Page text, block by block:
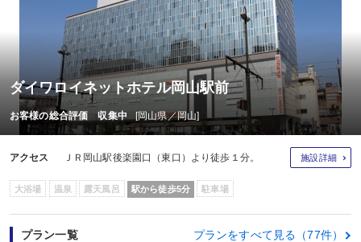
ダイワロイネットホテル岡山駅前
お客様の総合評価 収集中 [岡山県／岡山]
アクセス ＪＲ岡山駅後楽園口（東口）より徒歩１分。 施設詳細
大浴場 温泉 露天風呂 駅から徒歩5分 駐車場
プラン一覧 プランをすべて見る（77件）